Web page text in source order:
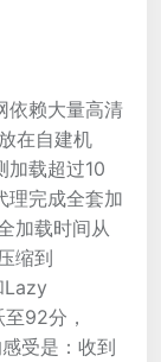
依赖大量高清
在自建机
加载超过10
理完成全套加
加载时间从
缩到
Lazy
92分，
受是：收到